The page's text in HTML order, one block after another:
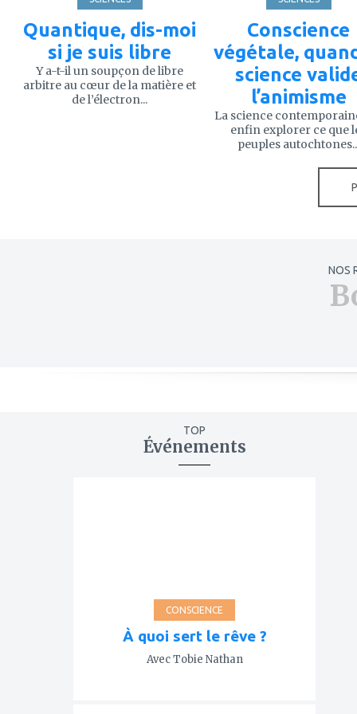
Quantique, dis-moi
si je suis libre
Y a-t-il un soupçon de libre
arbitre au cœur de la matière et
de l’électron...
Conscience
végétale,
science
l’animisme
La science
enfin explorer ce que
peuples
NOS
TOP
Événements
CONSCIENCE
À quoi sert le rêve ?
Avec Tobie Nathan